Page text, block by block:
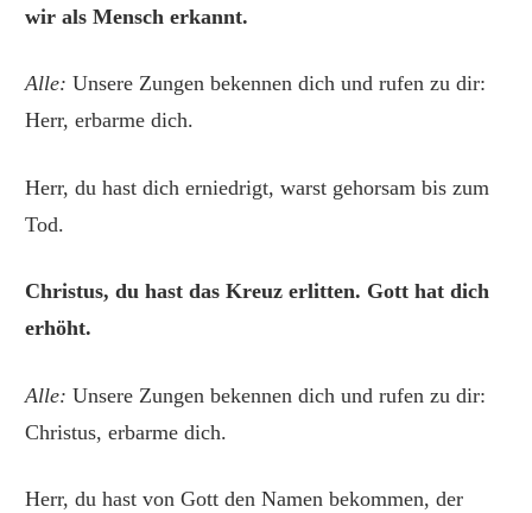
wir als Mensch erkannt.
Alle:Unsere Zungen bekennen dich und rufen zu dir:
Herr, erbarme dich.
Herr, du hast dich erniedrigt, warst gehorsam bis zum
Tod.
Christus, du hast das Kreuz erlitten. Gott hat dich
erhöht.
Alle:Unsere Zungen bekennen dich und rufen zu dir:
Christus, erbarme dich.
Herr, du hast von Gott den Namen bekommen, der